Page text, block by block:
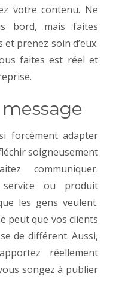
votre contenu. Ne
bord, mais faites
prenez soin d’eux.
faites est réel et
forcément adapter
soigneusement
communiquer.
ou produit
les gens veulent.
peut que vos clients
de différent. Aussi,
réellement
songez à publier